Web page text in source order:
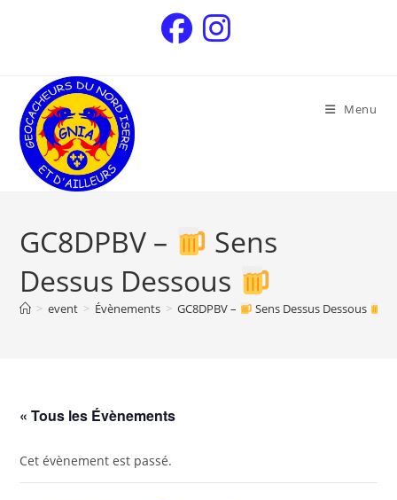
Menu
GC8DPBV –
Sens
Dessus Dessous
> event > Évènements > GC8DPBV – Sens Dessus Dessous
« Tous les Évènements
Cet évènement est passé.